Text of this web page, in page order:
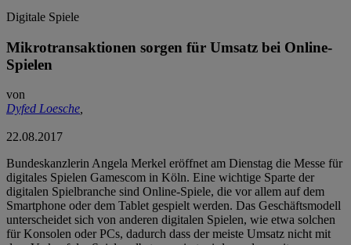
Digitale Spiele
Mikrotransaktionen sorgen für Umsatz bei Online-
Spielen
von
Dyfed Loesche,
22.08.2017
Bundeskanzlerin Angela Merkel eröffnet am Dienstag die Messe für
digitales Spielen Gamescom in Köln. Eine wichtige Sparte der
digitalen Spielbranche sind Online-Spiele, die vor allem auf dem
Smartphone oder dem Tablet gespielt werden. Das Geschäftsmodell
unterscheidet sich von anderen digitalen Spielen, wie etwa solchen
für Konsolen oder PCs, dadurch dass der meiste Umsatz nicht mit